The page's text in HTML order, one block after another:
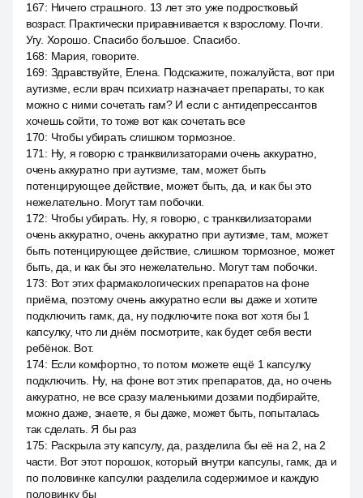
167: Ничего страшного. 13 лет это уже подростковый
возраст. Практически приравнивается к взрослому. Почти.
Угу. Хорошо. Спасибо большое. Спасибо.
168: Мария, говорите.
169: Здравствуйте, Елена. Подскажите, пожалуйста, вот при
аутизме, если врач психиатр назначает препараты, то как
можно с ними сочетать гам? И если с антидепрессантов
хочешь сойти, то тоже вот как сочетать все
170: Чтобы убирать слишком тормозное.
171 : Ну, я говорю с транквилизаторами очень аккуратно,
очень аккуратно при аутизме, там, может быть
потенцирующее действие, может быть, да, и как бы это
нежелательно. Могут там побочки.
172: Чтобы убирать. Ну, я говорю, с транквилизаторами
очень аккуратно, очень аккуратно при аутизме, там, может
быть потенцирующее действие, слишком тормозное, может
быть, да, и как бы это нежелательно. Могут там побочки.
173: Вот этих фармакологических препаратов на фоне
приёма, поэтому очень аккуратно если вы даже и хотите
подключить гамк, да, ну подключите пока вот хотя бы 1
капсулку, что ли днём посмотрите, как будет себя вести
ребёнок. Вот.
174: Если комфортно, то потом можете ещё 1 капсулку
подключить. Ну, на фоне вот этих препаратов, да, но очень
аккуратно, не все сразу маленькими дозами подбирайте,
можно даже, знаете, я бы даже, может быть, попыталась
так сделать. Я бы раз
175: Раскрыла эту капсулу, да, разделила бы её на 2, на 2
части. Вот этот порошок, который внутри капсулы, гамк, да и
по половинке капсулки разделила содержимое и каждую
половинку бы